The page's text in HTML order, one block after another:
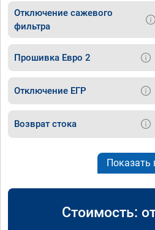
Отключение сажевого
фильтра
Прошивка Евро 2
Отключение ЕГР
Возврат стока
Показать
Стоимость: